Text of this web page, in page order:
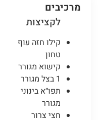
מרכיבים
לקציצות
קילו חזה עוף
טחון
קישוא מגורר
1 בצל מגורר
תפו״א בינוני
מגורר
חצי צרור